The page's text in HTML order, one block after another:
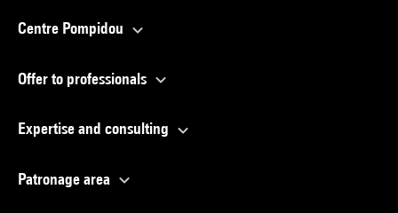
Centre Pompidou
Offer to professionals
Expertise and consulting
Patronage area